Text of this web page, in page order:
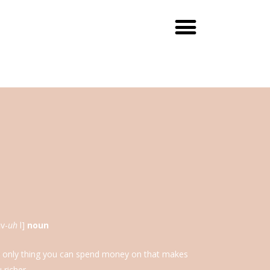
uh l] noun
only thing you can spend money on that makes